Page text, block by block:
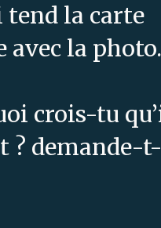
tend la carte
avec la photo.
crois-tu
? demande-t-